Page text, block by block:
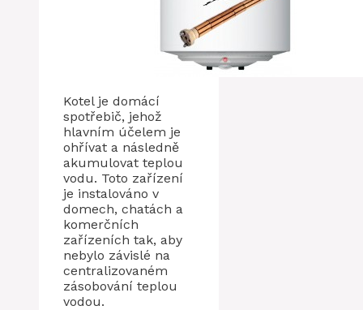
Kotel je domácí
spotřebič, jehož
hlavním účelem je
ohřívat a následně
akumulovat teplou
vodu. Toto zařízení
je instalováno v
domech, chatách a
komerčních
zařízeních tak, aby
nebylo závislé na
centralizovaném
zásobování teplou
vodou.